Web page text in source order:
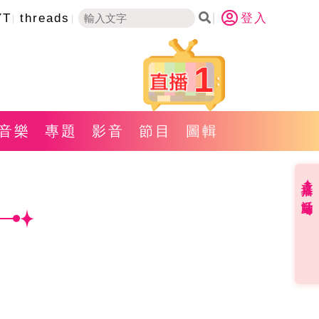
threads 登入
1
樂 專題 影音 節目 圖輯
直播✦活動